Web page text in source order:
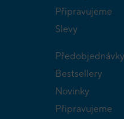
Připravujeme
Slevy
Předobjednávky
Bestsellery
Novinky
Připravujeme